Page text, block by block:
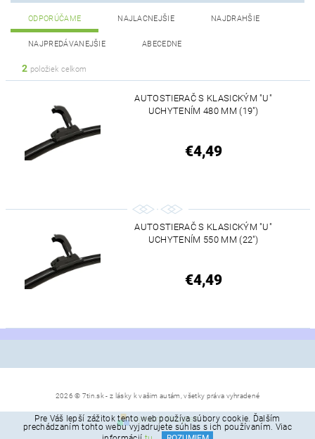
ODPORÚČAME NAJLACNEJŠIE NAJDRAHŠIE
NAJPREDÁVANEJŠIE ABECEDNE
2 položiek celkom
AUTOSTIERAČ S KLASICKÝM "U"
UCHYTENÍM 480 MM (19")
€4,49
AUTOSTIERAČ S KLASICKÝM "U"
UCHYTENÍM 550 MM (22")
€4,49
2026 © 7tin.sk - z lásky k vašim autám, všetky práva vyhradené
Vytvoril Shoptet
Pre Váš lepší zážitok tento web používa súbory cookie. Ďalším
prechádzaním tohto webu vyjadrujete súhlas s ich používaním. Viac